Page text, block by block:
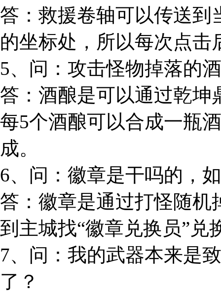
答：救援卷轴可以传送到
的坐标处，所以每次点
5、问：攻击怪物掉落的
答：酒酿是可以通过乾坤
每5个酒酿可以合成一瓶
成。
6、问：徽章是干吗的，
答：徽章是通过打怪随机
到主城找“徽章兑换员”兑
7、问：我的武器本来是
了？